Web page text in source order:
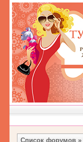
Список форумов »